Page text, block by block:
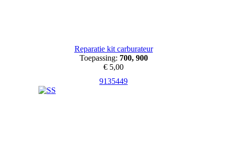
Reparatie kit carburateur
Toepassing: 700, 900
€ 5,00
9135449